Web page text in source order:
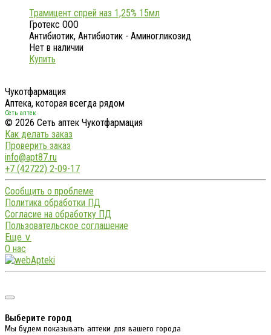
Трамицент спрей наз 1,25% 15мл
Гротекс ООО
Антибиотик, Антибиотик - Аминогликозид
Нет в наличии
Купить
Чукотфармация
Аптека, которая всегда рядом
Сеть аптек
© 2026 Сеть аптек Чукотфармация
Как делать заказ
Проверить заказ
info@apt87.ru
+7 (42722) 2-09-17
Сообщить о проблеме
Политика обработки ПД
Согласие на обработку ПД
Пользовательское соглашение
Еще ∨
О нас
Выберите город
Мы будем показывать аптеки для вашего города